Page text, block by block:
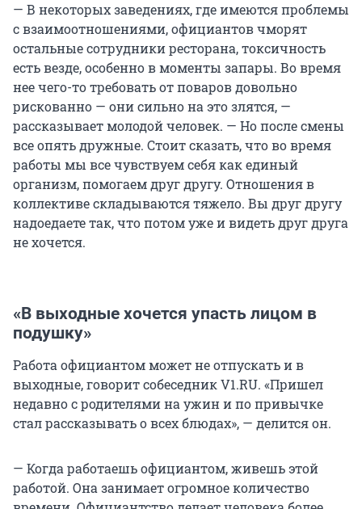
— В некоторых заведениях, где имеются проблемы
с взаимоотношениями, официантов чморят
остальные сотрудники ресторана, токсичность
есть везде, особенно в моменты запары. Во время
нее чего-то требовать от поваров довольно
рискованно — они сильно на это злятся, —
рассказывает молодой человек. — Но после смены
все опять дружные. Стоит сказать, что во время
работы мы все чувствуем себя как единый
организм, помогаем друг другу. Отношения в
коллективе складываются тяжело. Вы друг другу
надоедаете так, что потом уже и видеть друг друга
не хочется.
«В выходные хочется упасть лицом в
подушку»
Работа официантом может не отпускать и в
выходные, говорит собеседник V1.RU. «Пришел
недавно с родителями на ужин и по привычке
стал рассказывать о всех блюдах», — делится он.
— Когда работаешь официантом, живешь этой
работой. Она занимает огромное количество